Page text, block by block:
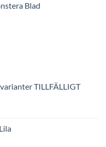
Blad
TILLFÄLLIGT